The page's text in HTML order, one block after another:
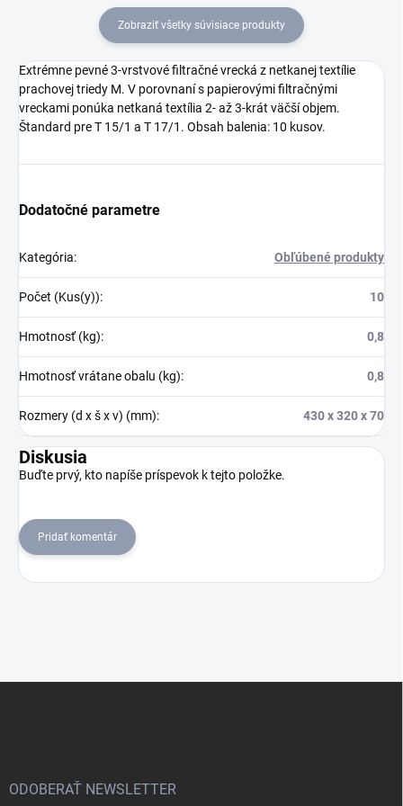
Zobraziť všetky súvisiace produkty
Extrémne pevné 3-vrstvové filtračné vrecká z netkanej textílie
prachovej triedy M. V porovnaní s papierovými filtračnými
vreckami ponúka netkaná textília 2- až 3-krát väčší objem.
Štandard pre T 15/1 a T 17/1. Obsah balenia: 10 kusov.
Dodatočné parametre
Kategória: Obľúbené produkty
Počet (Kus(y)): 10
Hmotnosť (kg): 0,8
Hmotnosť vrátane obalu (kg): 0,8
Rozmery (d x š x v) (mm): 430 x 320 x 70
Diskusia
Buďte prvý, kto napíše príspevok k tejto položke.
Pridať komentár
ODOBERAŤ NEWSLETTER